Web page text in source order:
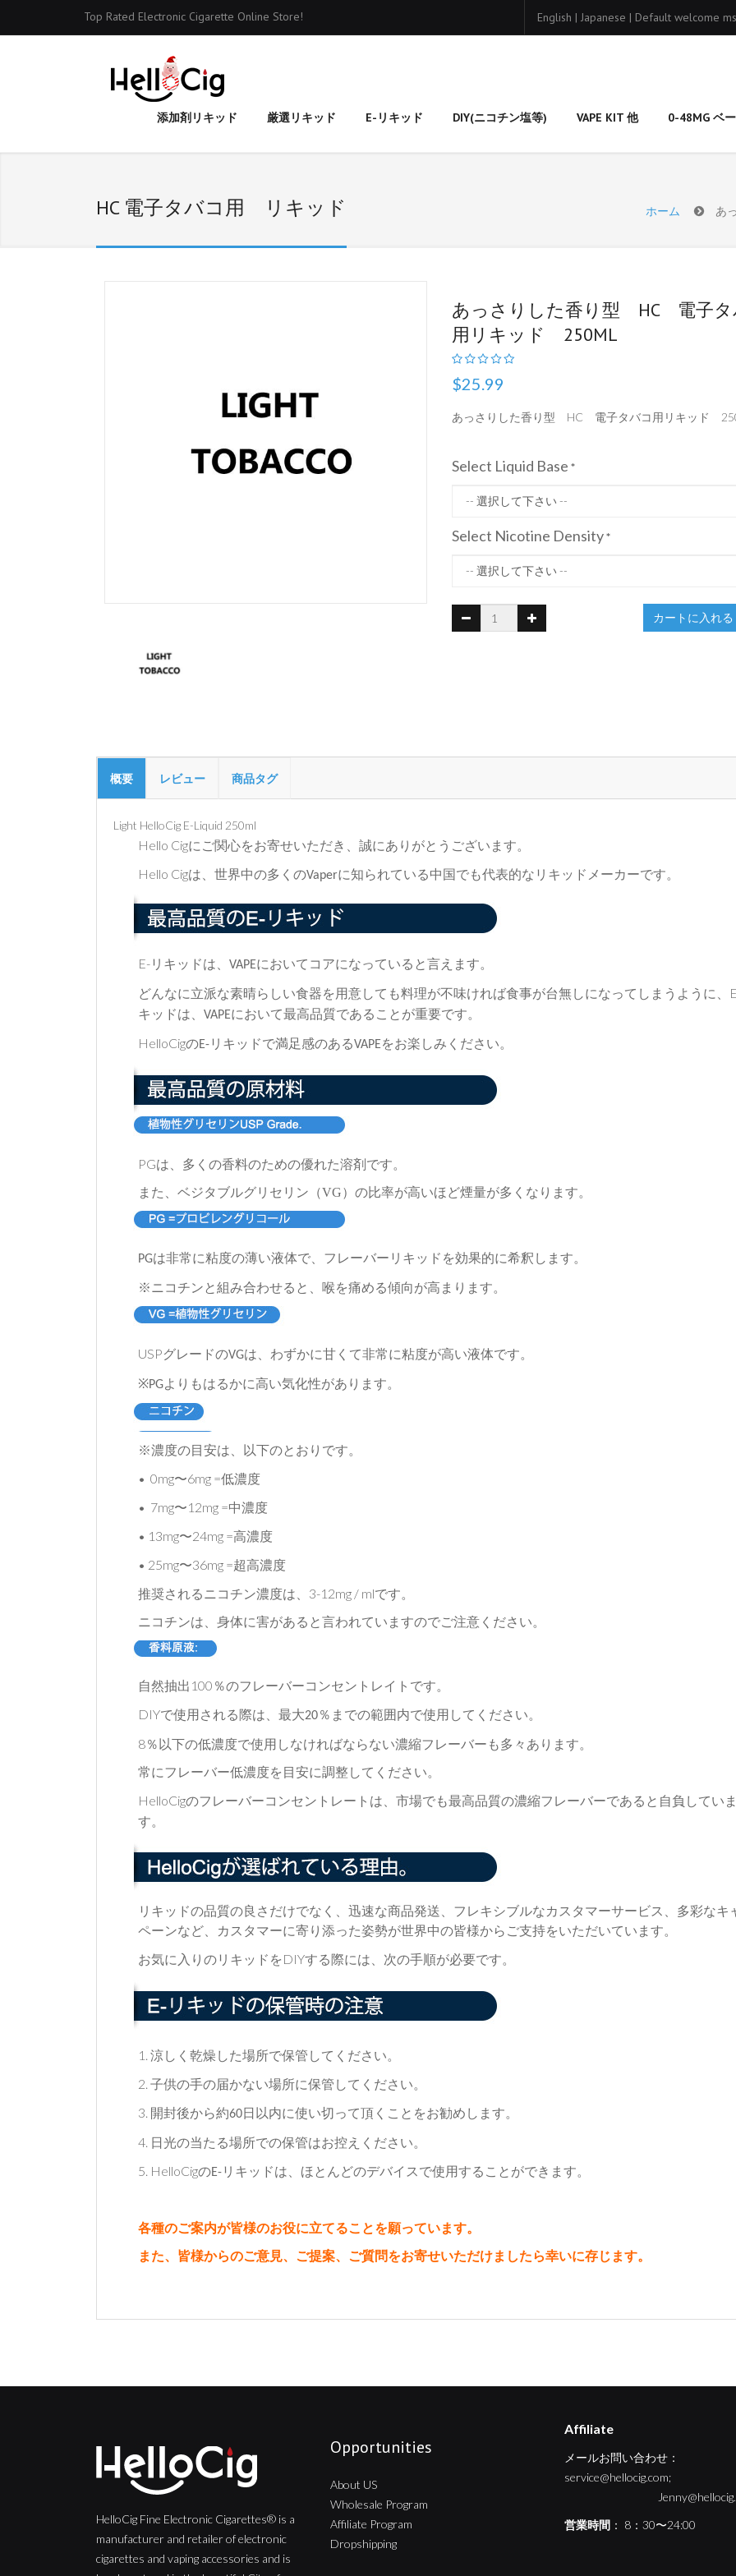
Top Rated Electronic Cigarette Online Store! English | Japanese | Default welcome
添加剤リキッド 厳選リキッド E-リキッド DIY(ニコチン塩等) VAPE KIT 他 0-48MG ベ
HC 電子タバコ用 リキッド ホーム あ
あっさりした香り型 HC 電子タ
用リキッド 250ML
$25.99
あっさりした香り型 HC 電子タバコ用リキッド
Select Liquid Base *
Select Nicotine Density*
カートに入れる
概要 レビュー 商品タグ
Light HelloCig E-Liquid 250ml
Hello Cigにご関心をお寄せいただき、誠にありがとうございます。
Hello Cigは、世界中の多くのVaperに知られている中国でも代表的なリキッドメーカーです。
E-リキッドは、 VAPEにおいてコアになっていると言えます。
どんなに立派な素晴らしい食器を用意しても料理が不味ければ食事が台無しになってしまうように、
キッドは、 VAPEにおいて最高品質であることが重要です。
HelloCigのE-リキッドで満足感のあるVAPEをお楽しみください。
PGは、多くの香料のための優れた溶剤です。
また、ベジタブルグリセリン（VG）の比率が高いほど煙量が多くなります。
PGは非常に粘度の薄い液体で、フレーバーリキッドを効果的に希釈します。
※ニコチンと組み合わせると、喉を痛める傾向が高まります。
USPグレードのVGは、わずかに甘くて非常に粘度が高い液体です。
※PGよりもはるかに高い気化性があります。
※濃度の目安は、以下のとおりです。
• 0mg〜6mg =低濃度
• 7mg〜12mg =中濃度
• 13mg〜24mg =高濃度
• 25mg〜36mg =超高濃度
推奨されるニコチン濃度は、 3-12mg / mlです。
ニコチンは、身体に害があると言われていますのでご注意ください。
自然抽出 100 ％のフレーバーコンセントレイトです。
DIYで使用される際は、最大20％までの範囲内で使用してください。
8％以下の低濃度で使用しなければならない濃縮フレーバーも多々あります。
常にフレーバー低濃度を目安に調整してください。
HelloCigのフレーバーコンセントレートは、市場でも最高品質の濃縮フレーバーであると自負してい
す。
リキッドの品質の良さだけでなく、迅速な商品発送、フレキシブルなカスタマーサービス、多彩なキ
ペーンなど、カスタマーに寄り添った姿勢が世界中の皆様からご支持をいただいています。
お気に入りのリキッドを DIYする際には、次の手順が必要です。
1. 涼しく乾燥した場所で保管してください。
2. 子供の手の届かない場所に保管してください。
3. 開封後から約60日以内に使い切って頂くことをお勧めします。
4. 日光の当たる場所での保管はお控えください。
5. HelloCigのE-リキッドは、ほとんどのデバイスで使用することができます。
各種のご案内が皆様のお役に立てることを願っています。
また、皆様からのご意見、ご提案、ご質問をお寄せいただけましたら幸いに存じます。
HelloCig Fine Electronic Cigarettes® is a
manufacturer and retailer of electronic
cigarettes and vaping accessories and is
Opportunities
About US
Wholesale Program
Affiliate Program
Dropshipping
Affiliate
メールお問い合わせ：
service@hellocig.com;
営業時間 ： 8：30〜24:00